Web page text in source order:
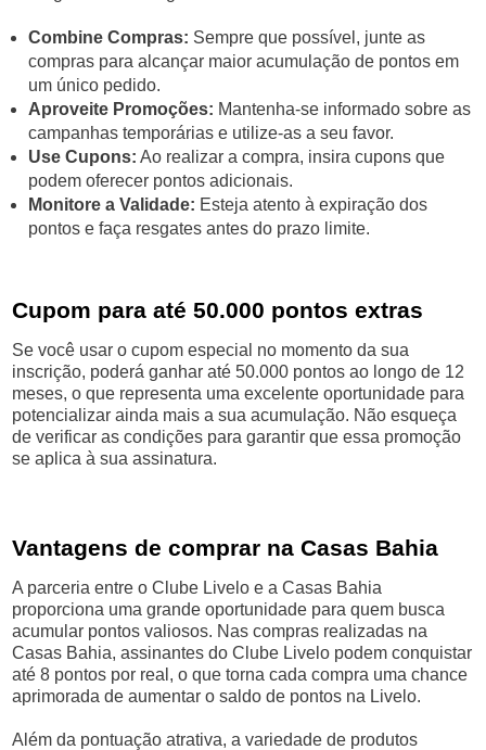
Combine Compras: Sempre que possível, junte as
compras para alcançar maior acumulação de pontos em
um único pedido.
Aproveite Promoções: Mantenha-se informado sobre as
campanhas temporárias e utilize-as a seu favor.
Use Cupons: Ao realizar a compra, insira cupons que
podem oferecer pontos adicionais.
Monitore a Validade: Esteja atento à expiração dos
pontos e faça resgates antes do prazo limite.
Cupom para até 50.000 pontos extras
Se você usar o cupom especial no momento da sua
inscrição, poderá ganhar até 50.000 pontos ao longo de 12
meses, o que representa uma excelente oportunidade para
potencializar ainda mais a sua acumulação. Não esqueça
de verificar as condições para garantir que essa promoção
se aplica à sua assinatura.
Vantagens de comprar na Casas Bahia
A parceria entre o Clube Livelo e a Casas Bahia
proporciona uma grande oportunidade para quem busca
acumular pontos valiosos. Nas compras realizadas na
Casas Bahia, assinantes do Clube Livelo podem conquistar
até 8 pontos por real, o que torna cada compra uma chance
aprimorada de aumentar o saldo de pontos na Livelo.
Além da pontuação atrativa, a variedade de produtos